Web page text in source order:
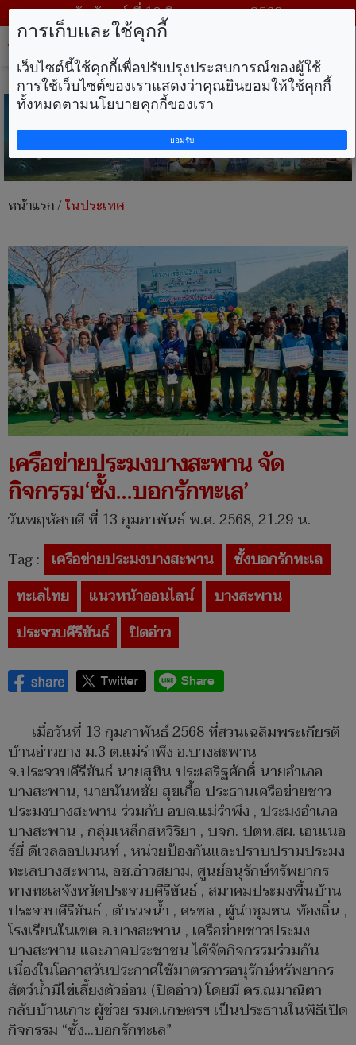
วันจันทร์ ที่ 10 สิงหาคม พ.ศ. 2569
หน้าแรก/ในประเทศ
เครือข่ายประมงบางสะพาน จัด
กิจกรรม‘ซั้ง...บอกรักทะเล’
วันพฤหัสบดี ที่ 13 กุมภาพันธ์ พ.ศ. 2568, 21.29 น.
Tag : เครือข่ายประมงบางสะพาน
ซั้งบอกรักทะเล
ทะเลไทย
แนวหน้าออนไลน์
บางสะพาน
ประจวบคีรีขันธ์
ปิดอ่าว
เมื่อวันที่ 13 กุมภาพันธ์ 2568 ที่สวนเฉลิมพระเกียรติ
บ้านอ่าวยาง ม.3 ต.แม่รำพึง อ.บางสะพาน
จ.ประจวบคีรีขันธ์ นายสุทิน ประเสริฐศักดิ์ นายอำเภอ
บางสะพาน, นายนันทชัย สุขเกื้อ ประธานเครือข่ายชาว
ประมงบางสะพาน ร่วมกับ อบต.แม่รำพึง , ประมงอำเภอ
บางสะพาน , กลุ่มเหล็กสหวิริยา , บจก. ปตท.สผ. เอนเนอ
ร์ยี่ ดีเวลลอปเมนท์ , หน่วยป้องกันและปราบปรามประมง
ทะเลบางสะพาน, อช.อ่าวสยาม, ศูนย์อนุรักษ์ทรัพยากร
ทางทะเลจังหวัดประจวบคีรีขันธ์ , สมาคมประมงพื้นบ้าน
ประจวบคีรีขันธ์ , ตำรวจน้ำ , ศรชล , ผู้นำชุมชน-ท้องถิ่น ,
โรงเรียนในเขต อ.บางสะพาน , เครือข่ายชาวประมง
บางสะพาน และภาคประชาชน ได้จัดกิจกรรมร่วมกัน
เนื่องในโอกาสวันประกาศใช้มาตรการอนุรักษ์ทรัพยากร
สัตว์น้ำมีไข่เลี้ยงตัวอ่อน (ปิดอ่าว) โดยมี ดร.ณมาณิตา
กลับบ้านเกาะ ผู้ช่วย รมต.เกษตรฯ เป็นประธานในพิธีเปิด
กิจกรรม “ซั้ง...บอกรักทะเล”
การเก็บและใช้คุกกี้
เว็บไซต์นี้ใช้คุกกี้เพื่อปรับปรุงประสบการณ์ของผู้ใช้
การใช้เว็บไซต์ของเราแสดงว่าคุณยินยอมให้ใช้คุกกี้
ทั้งหมดตามนโยบายคุกกี้ของเรา
ยอมรับ